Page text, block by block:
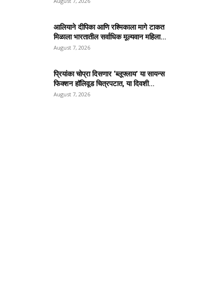
आलियाने दीपिका आणि रश्मिकाला मागे टाकत
मिळाला भारतातील सर्वाधिक मूल्यवान महिला...
August 7, 2026
प्रियांका चोप्रा दिसणार ‘ब्लूफ्लाय’ या सायन्स
फिक्शन हॉलिवूड चित्रपटात, या दिवशी...
August 7, 2026